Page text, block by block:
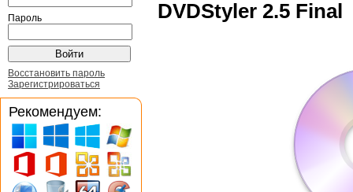
DVDStyler 2.5 Final
Пароль
Восстановить пароль
Зарегистрироваться
Рекомендуем: